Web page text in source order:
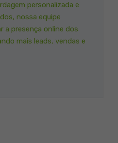
personalizada e
nossa equipe
a presença online dos
mais leads, vendas e